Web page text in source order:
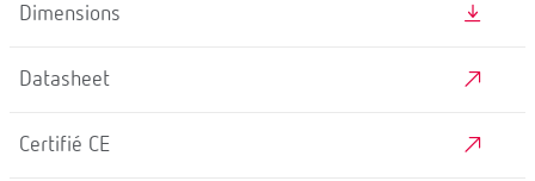
Dimensions
Datasheet
Certifié CE